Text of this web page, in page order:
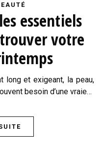
essentiels
votre
besoin d’une vraie…